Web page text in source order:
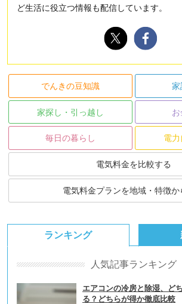
ど生活に役立つ情報も配信しています。
でんきの豆知識 家
家探し・引っ越し
毎日の暮らし 電力
電気料金を比較する
電気料金プランを地域・特徴か
ランキング
人気記事ランキング
エアコンの冷房と除湿、ど
る？どちらが得か徹底比較